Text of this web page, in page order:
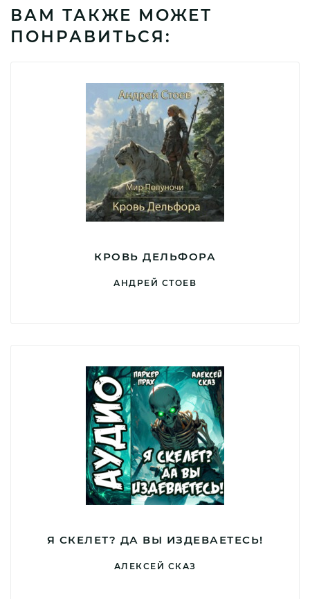
ВАМ ТАКЖЕ МОЖЕТ
ПОНРАВИТЬСЯ:
КРОВЬ ДЕЛЬФОРА
АНДРЕЙ СТОЕВ
Я СКЕЛЕТ? ДА ВЫ ИЗДЕВАЕТЕСЬ!
АЛЕКСЕЙ СКАЗ